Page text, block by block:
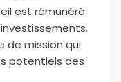
est rémunéré
de mission qui
potentiels des